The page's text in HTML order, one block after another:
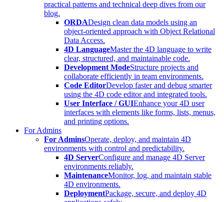
practical patterns and technical deep dives from our
blog.
ORDADesign clean data models using an
object-oriented approach with Object Relational
Data Access.
4D LanguageMaster the 4D language to write
clear, structured, and maintainable code.
Development ModeStructure projects and
collaborate efficiently in team environments.
Code EditorDevelop faster and debug smarter
using the 4D code editor and integrated tools.
User Interface / GUIEnhance your 4D user
interfaces with elements like forms, lists, menus,
and printing options.
For Admins
For AdminsOperate, deploy, and maintain 4D
environments with control and predictability.
4D ServerConfigure and manage 4D Server
environments reliably.
MaintenanceMonitor, log, and maintain stable
4D environments.
DeploymentPackage, secure, and deploy 4D